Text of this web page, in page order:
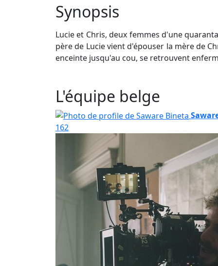
Synopsis
Lucie et Chris, deux femmes d'une
père de Lucie vient d'épouser la mère de
enceinte jusqu'au cou, se retrouvent
L'équipe belge
162